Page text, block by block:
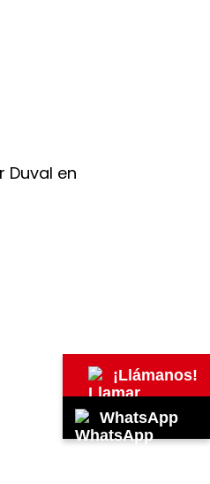
¡Llámanos!
WhatsApp